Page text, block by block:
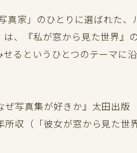
家」のひとりに選ばれた、
、『私が窓から見た世界』
るというひとつのテーマに
ぜ写真集が好きか』太田出
収（「彼女が窓から見た世界